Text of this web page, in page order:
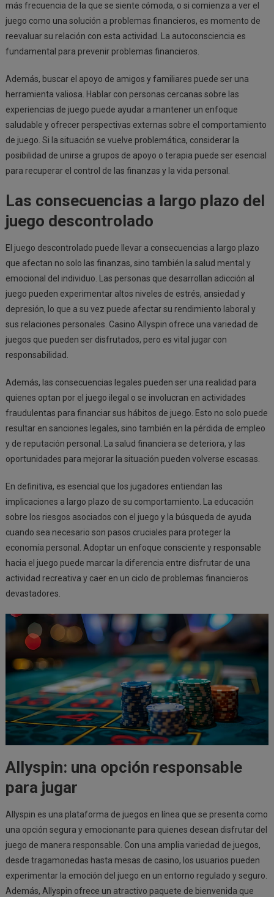
más frecuencia de la que se siente cómoda, o si comienza a ver el
juego como una solución a problemas financieros, es momento de
reevaluar su relación con esta actividad. La autoconsciencia es
fundamental para prevenir problemas financieros.
Además, buscar el apoyo de amigos y familiares puede ser una
herramienta valiosa. Hablar con personas cercanas sobre las
experiencias de juego puede ayudar a mantener un enfoque
saludable y ofrecer perspectivas externas sobre el comportamiento
de juego. Si la situación se vuelve problemática, considerar la
posibilidad de unirse a grupos de apoyo o terapia puede ser esencial
para recuperar el control de las finanzas y la vida personal.
Las consecuencias a largo plazo del
juego descontrolado
El juego descontrolado puede llevar a consecuencias a largo plazo
que afectan no solo las finanzas, sino también la salud mental y
emocional del individuo. Las personas que desarrollan adicción al
juego pueden experimentar altos niveles de estrés, ansiedad y
depresión, lo que a su vez puede afectar su rendimiento laboral y
sus relaciones personales. Casino Allyspin ofrece una variedad de
juegos que pueden ser disfrutados, pero es vital jugar con
responsabilidad.
Además, las consecuencias legales pueden ser una realidad para
quienes optan por el juego ilegal o se involucran en actividades
fraudulentas para financiar sus hábitos de juego. Esto no solo puede
resultar en sanciones legales, sino también en la pérdida de empleo
y de reputación personal. La salud financiera se deteriora, y las
oportunidades para mejorar la situación pueden volverse escasas.
En definitiva, es esencial que los jugadores entiendan las
implicaciones a largo plazo de su comportamiento. La educación
sobre los riesgos asociados con el juego y la búsqueda de ayuda
cuando sea necesario son pasos cruciales para proteger la
economía personal. Adoptar un enfoque consciente y responsable
hacia el juego puede marcar la diferencia entre disfrutar de una
actividad recreativa y caer en un ciclo de problemas financieros
devastadores.
Allyspin: una opción responsable
para jugar
Allyspin es una plataforma de juegos en línea que se presenta como
una opción segura y emocionante para quienes desean disfrutar del
juego de manera responsable. Con una amplia variedad de juegos,
desde tragamonedas hasta mesas de casino, los usuarios pueden
experimentar la emoción del juego en un entorno regulado y seguro.
Además, Allyspin ofrece un atractivo paquete de bienvenida que